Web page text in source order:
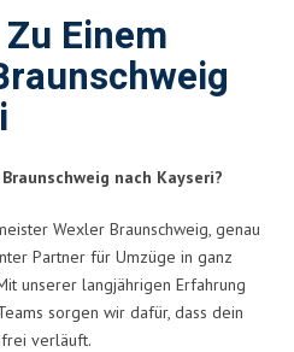
Einem
nach Kayseri?
Wexler Braunschweig, genau
Partner für Umzüge in ganz
unserer langjährigen Erfahrung
sorgen wir dafür, dass dein
verläuft.